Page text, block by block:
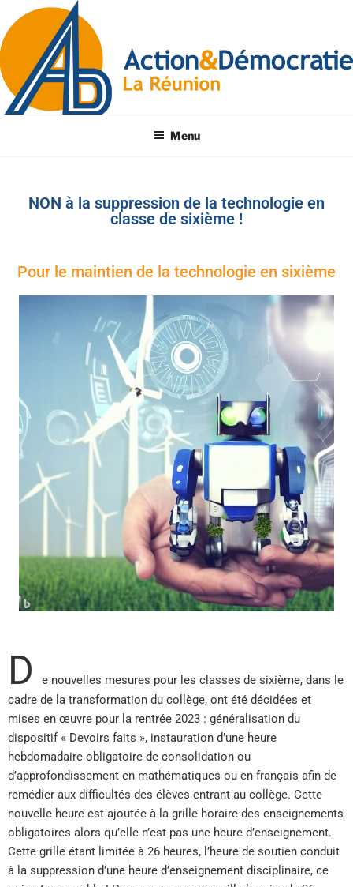
Menu
NON à la suppression de la technologie en
classe de sixième !
Pour le maintien de la technologie en sixième
D
e nouvelles mesures pour les classes de sixième, dans le
cadre de la transformation du collège, ont été décidées et
mises en œuvre pour la rentrée 2023 : généralisation du
dispositif « Devoirs faits », instauration d’une heure
hebdomadaire obligatoire de consolidation ou
d’approfondissement en mathématiques ou en français afin de
remédier aux difficultés des élèves entrant au collège. Cette
nouvelle heure est ajoutée à la grille horaire des enseignements
obligatoires alors qu’elle n’est pas une heure d’enseignement.
Cette grille étant limitée à 26 heures, l’heure de soutien conduit
à la suppression d’une heure d’enseignement disciplinaire, ce